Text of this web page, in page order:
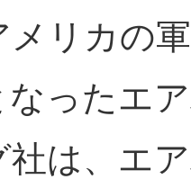
メリカの
なったエ
社は、エ